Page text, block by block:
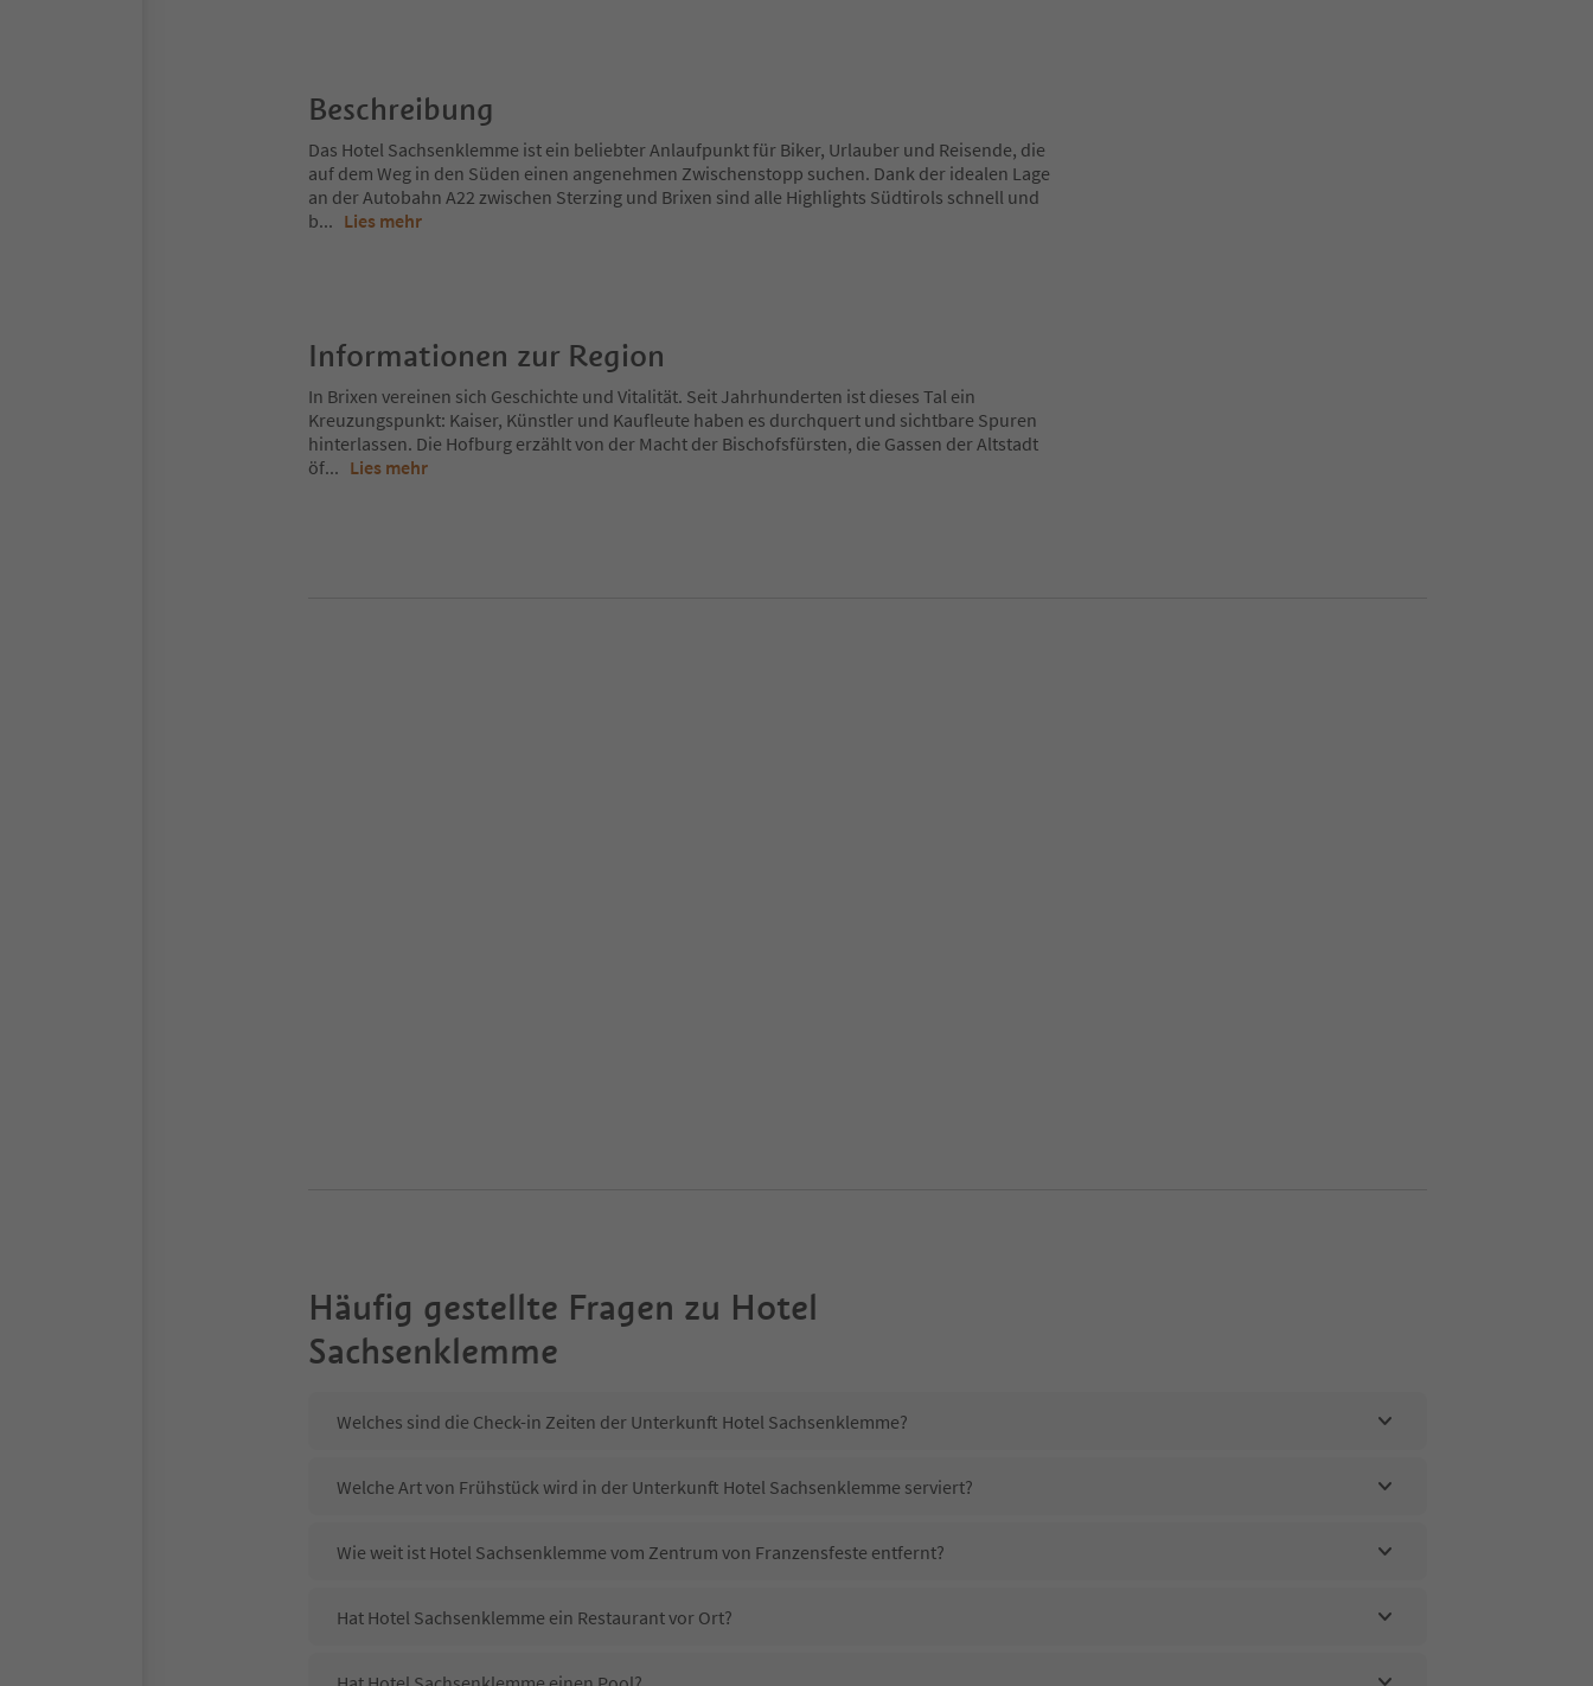
Beschreibung
Das Hotel Sachsenklemme ist ein beliebter Anlaufpunkt für Biker, Urlauber und Reisende, die
auf dem Weg in den Süden einen angenehmen Zwischenstopp suchen. Dank der idealen Lage
an der Autobahn A22 zwischen Sterzing und Brixen sind alle Highlights Südtirols schnell und
b... Lies mehr
Informationen zur Region
In Brixen vereinen sich Geschichte und Vitalität. Seit Jahrhunderten ist dieses Tal ein
Kreuzungspunkt: Kaiser, Künstler und Kaufleute haben es durchquert und sichtbare Spuren
hinterlassen. Die Hofburg erzählt von der Macht der Bischofsfürsten, die Gassen der Altstadt
öf... Lies mehr
Häufig gestellte Fragen zu Hotel
Sachsenklemme
Welches sind die Check-in Zeiten der Unterkunft Hotel Sachsenklemme?
Welche Art von Frühstück wird in der Unterkunft Hotel Sachsenklemme serviert?
Wie weit ist Hotel Sachsenklemme vom Zentrum von Franzensfeste entfernt?
Hat Hotel Sachsenklemme ein Restaurant vor Ort?